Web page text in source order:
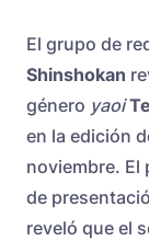
El grupo de
Shinshokan
género yaoi
en la edición
noviembre. El
de
reveló que el